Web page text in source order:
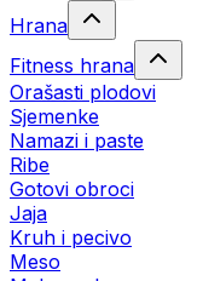
Hrana
Fitness hrana
Orašasti plodovi
Sjemenke
Namazi i paste
Ribe
Gotovi obroci
Jaja
Kruh i pecivo
Meso